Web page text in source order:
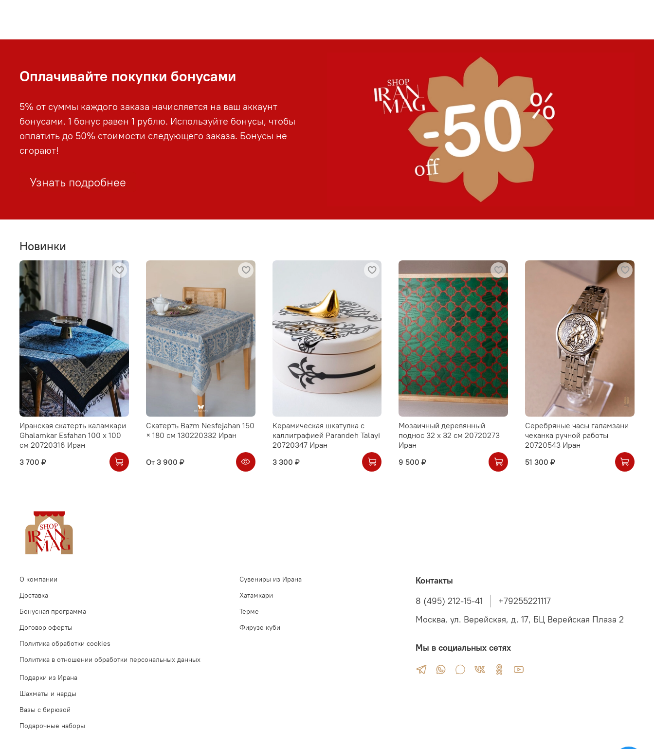
Оплачивайте покупки бонусами
5% от суммы каждого заказа начисляется на ваш аккаунт
бонусами. 1 бонус равен 1 рублю. Используйте бонусы, чтобы
оплатить до 50% стоимости следующего заказа. Бонусы не
сгорают!
Узнать подробнее
Новинки
Иранская скатерть каламкари
Ghalamkar Esfahan 100 х 100
см 20720316 Иран
3 700 ₽
Скатерть Bazm Nesfejahan 150
× 180 см 130220332 Иран
От 3 900 ₽
Керамическая шкатулка с
каллиграфией Parandeh Talayi
20720347 Иран
3 300 ₽
Мозаичный деревянный
поднос 32 х 32 см 20720273
Иран
9 500 ₽
Серебряные часы галамзани
чеканка ручной работы
20720543 Иран
51 300 ₽
О компании
Доставка
Бонусная программа
Договор оферты
Политика обработки cookies
Политика в отношении обработки персональных данных
Сувениры из Ирана
Хатамкари
Терме
Фирузе куби
Подарки из Ирана
Шахматы и нарды
Вазы с бирюзой
Подарочные наборы
Контакты
8 (495) 212-15-41
+79255221117
Москва, ул. Верейская, д. 17, БЦ Верейская Плаза 2
Мы в социальных сетях